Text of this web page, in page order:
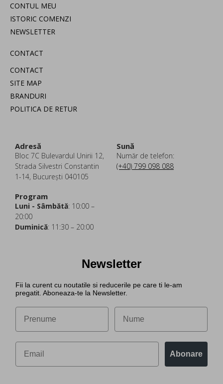
CONTUL MEU
ISTORIC COMENZI
NEWSLETTER
CONTACT
CONTACT
SITE MAP
BRANDURI
POLITICA DE RETUR
Adresă
Bloc 7C Bulevardul Unirii 12,
Strada Silvestri Constantin
1-14, București 040105
Sună
Număr de telefon:
(+40) 799 098 088
Program
Luni - Sâmbătă: 10:00 –
20:00
Duminică: 11:30 – 20:00
Newsletter
Fii la curent cu noutatile si reducerile pe care ti le-am
pregatit. Aboneaza-te la Newsletter.
Abonare